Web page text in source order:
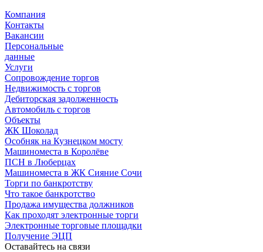
Компания
Контакты
Вакансии
Персональные
данные
Услуги
Сопровождение торгов
Недвижимость с торгов
Дебиторская задолженность
Автомобиль с торгов
Объекты
ЖК Шоколад
Особняк на Кузнецком мосту
Машиноместа в Королёве
ПСН в Люберцах
Машиноместа в ЖК Сияние Сочи
Торги по банкротству
Что такое банкротство
Продажа имущества должников
Как проходят электронные торги
Электронные торговые площадки
Получение ЭЦП
Оставайтесь на связи